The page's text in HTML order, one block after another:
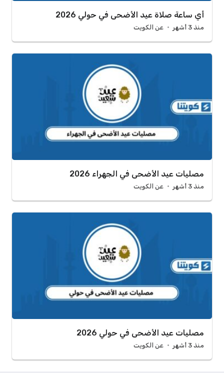
أي ساعة صلاة عيد الأضحى في حولي 2026
منذ 3 أشهر عن الكويت
مصليات عيد الأضحى في الجهراء 2026
منذ 3 أشهر عن الكويت
مصليات عيد الأضحى في حولي 2026
منذ 3 أشهر عن الكويت